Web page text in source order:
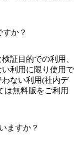
か？
証目的での利用、
利用に限り使用で
ない利用(社内デ
は無料版をご利用
ますか？